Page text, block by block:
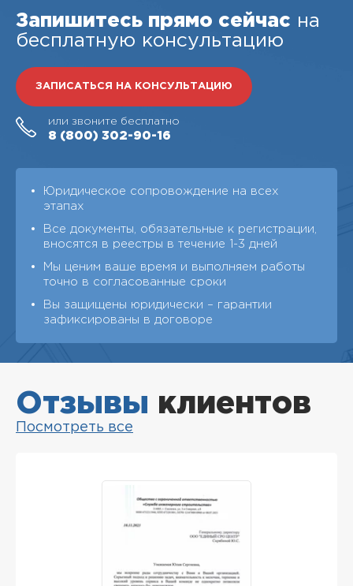
Запишитесь прямо сейчас на
бесплатную консультацию
ЗАПИСАТЬСЯ НА КОНСУЛЬТАЦИЮ
или звоните бесплатно
8 (800) 302-90-16
Юридическое сопровождение на всех
этапах
Все документы, обязательные к регистрации,
вносятся в реестры в течение 1-3 дней
Мы ценим ваше время и выполняем работы
точно в согласованные сроки
Вы защищены юридически – гарантии
зафиксированы в договоре
Отзывы клиентов
Посмотреть все